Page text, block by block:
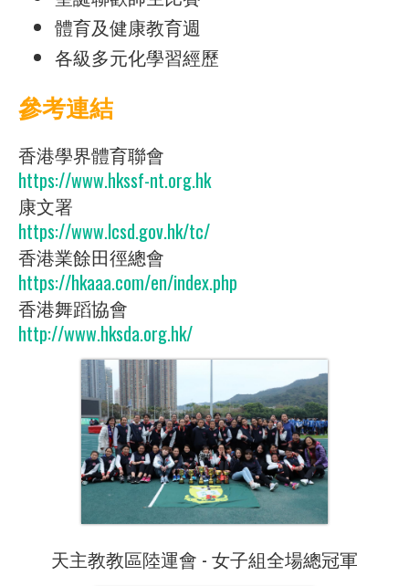
體育及健康教育週
各級多元化學習經歷
參考連結
香港學界體育聯會
https://www.hkssf-nt.org.hk
康文署
https://www.lcsd.gov.hk/tc/
香港業餘田徑總會
https://hkaaa.com/en/index.php
香港舞蹈協會
http://www.hksda.org.hk/
天主教教區陸運會 - 女子組全場總冠軍